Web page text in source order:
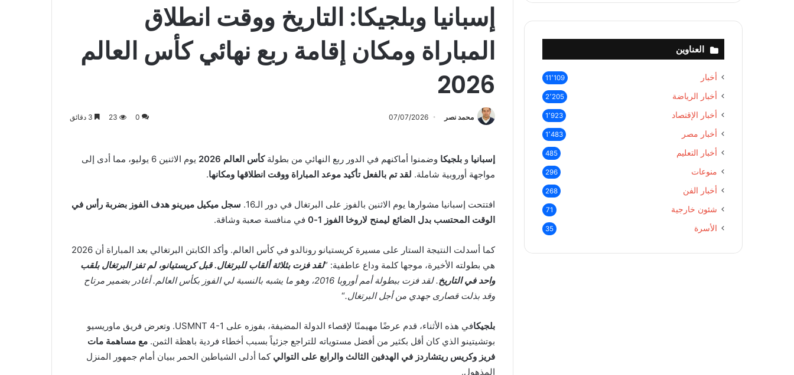
إسبانيا وبلجيكا: التاريخ ووقت انطلاق
المباراة ومكان إقامة ربع نهائي كأس العالم
2026
محمد نصر 07/07/2026
0
23
إسبانيا و بلجيكا وضمنوا أماكنهم في الدور ربع النهائي من بطولةكأس العالم 2026
يوم الاثنين 6 يوليو، مما أدى إلى
مواجهة أوروبية شاملة. لقد تم بالفعل تأكيد موعد المباراة ووقت انطلاقها ومكانها.
افتتحت إسبانيا مشوارها يوم الاثنين بالفوز على البرتغال في دور الـ16.
سجل ميكيل ميرينو هدف الفوز بضربة رأس في
الوقت المحتسب بدل الضائع ليمنح لاروخا الفوز 1-0
في منافسة صعبة وشاقة.
كما أسدلت النتيجة الستار على مسيرة كريستيانو رونالدو في كأس العالم. وأكد الكابتن البرتغالي بعد المباراة أن 2026
هي بطولته الأخيرة، موجها كلمة وداع عاطفية: “لقد فزت بثلاثة ألقاب للبرتغال. قبل كريستيانو، لم تفز البرتغال بلقب
واحد في التاريخ
. لقد فزت ببطولة أمم أوروبا 2016، وهو ما يشبه بالنسبة لي الفوز بكأس العالم. أغادر بضمير مرتاح
وقد بذلت قصارى جهدي من أجل البرتغال.“
بلجيكا
في هذه الأثناء، قدم عرضًا مهيمنًا لإقصاء الدولة المضيفة، بفوزه على USMNT 4-1. وتعرض فريق ماوريسيو
بوتشيتينو الذي كان أقل بكثير من أفضل مستوياته للتراجع جزئياً بسبب أخطاء فردية باهظة الثمن. مع مساهمة مات
فريز وكريس ريتشاردز في الهدفين الثالث والرابع على التوالي كما أدلى الشياطين الحمر ببيان أمام جمهور المنزل
المذهول.
العناوين
أخبار 11٬109
أخبار الرياضة 2٬205
أخبار الإقتصاد 1٬923
أخبار مصر 1٬483
أخبار التعليم 485
منوعات 296
أخبار الفن 268
شئون خارجية 71
الأسرة 35